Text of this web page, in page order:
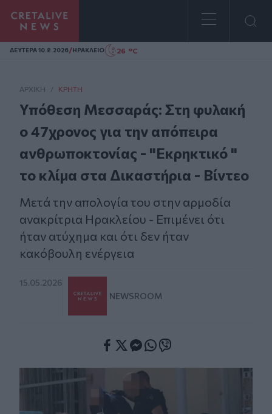
Homepage
ΔΕΥΤΕΡΑ 10.8.2026/ΗΡΑΚΛΕΙΟ 26 °C
ΑΡΧΙΚΗ / ΚΡΉΤΗ
Υπόθεση Μεσσαράς: Στη φυλακή
ο 47χρονος για την απόπειρα
ανθρωποκτονίας - "Εκρηκτικό "
το κλίμα στα Δικαστήρια - Βίντεο
Μετά την απολογία του στην αρμοδία
ανακρίτρια Ηρακλείου - Επιμένει ότι
ήταν ατύχημα και ότι δεν ήταν
κακόβουλη ενέργεια
15.05.2026
NEWSROOM